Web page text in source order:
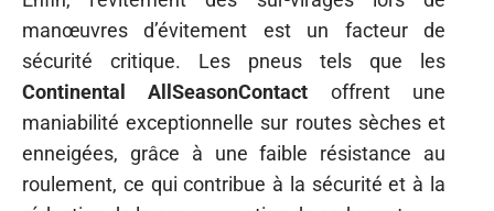
manœuvres d’évitement est un facteur de
sécurité critique. Les pneus tels que les
Continental AllSeasonContact offrent une
maniabilité exceptionnelle sur routes sèches et
enneigées, grâce à une faible résistance au
roulement, ce qui contribue à la sécurité et à la